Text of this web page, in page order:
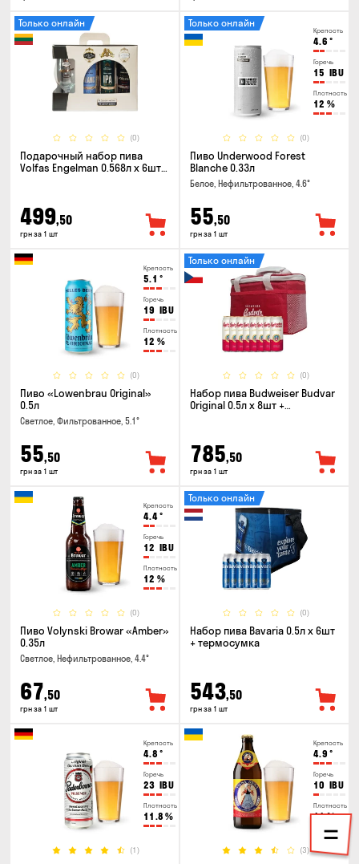
(0)
Только онлайн
Подарочный набор пива
Volfas Engelman 0.568л x 6шт +
499,50
грн за 1 шт
Крепость
4.6 °
Горечь
15 IBU
Плотность
12 %
(0)
Только онлайн
Пиво Underwood Forest
Blanche 0.33л
Белое, Нефильтрованное, 4.6°
55,50
грн за 1 шт
Крепость
5.1 °
Горечь
19 IBU
Плотность
12 %
(0)
Пиво «Lowenbrau Original»
0.5л
Светлое, Фильтрованное, 5.1°
55,50
грн за 1 шт
(0)
Только онлайн
Набор пива Budweiser Budvar
Original 0.5л x 8шт +
785,50
грн за 1 шт
Крепость
4.4°
Горечь
12 IBU
Плотность
12 %
(0)
Пиво Volynski Browar «Amber»
0.35л
Светлое, Нефильтрованное, 4.4°
67,50
грн за 1 шт
(0)
Только онлайн
Набор пива Bavaria 0.5л х 6шт
+ термосумка
543,50
грн за 1 шт
Крепость
4.8 °
Горечь
23 IBU
Плотность
11.8 %
(1)
Крепость
4.9 °
Горечь
10 IBU
Плотность
11%
(3)